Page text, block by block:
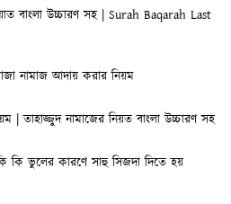
বাংলা উচ্চারণ সহ | Surah Baqarah Last
নামাজ আদায় করার নিয়ম
| তাহাজ্জুদ নামাজের নিয়ত বাংলা উচ্চারণ সহ
কি ভুলের কারণে সাহু সিজদা দিতে হয়